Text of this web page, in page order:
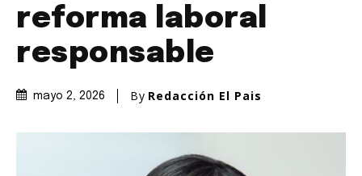
reforma laboral
responsable
mayo 2, 2026 By Redacción El Pais